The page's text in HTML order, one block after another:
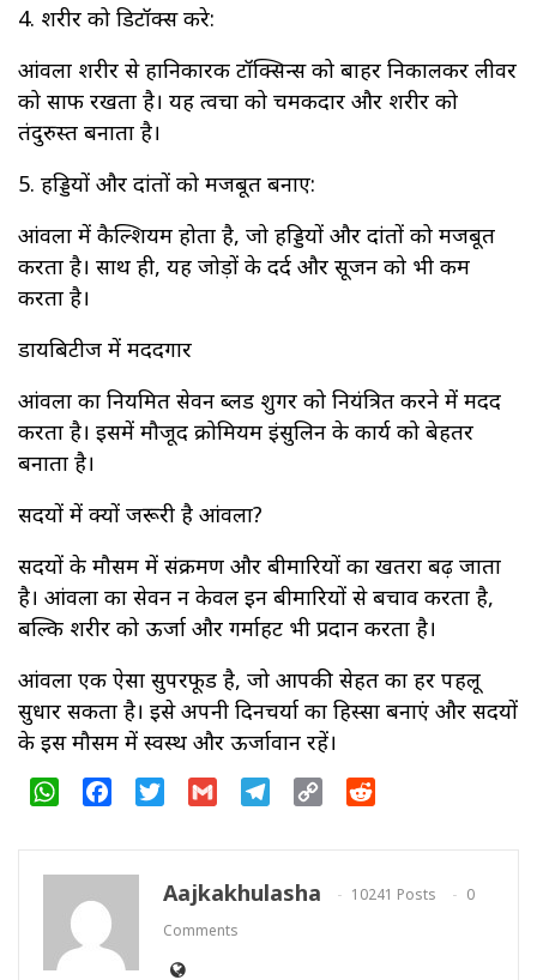
4. शरीर को डिटॉक्स करे:
आंवला शरीर से हानिकारक टॉक्सिन्स को बाहर निकालकर लीवर
को साफ रखता है। यह त्वचा को चमकदार और शरीर को
तंदुरुस्त बनाता है।
5. हड्डियों और दांतों को मजबूत बनाए:
आंवला में कैल्शियम होता है, जो हड्डियों और दांतों को मजबूत
करता है। साथ ही, यह जोड़ों के दर्द और सूजन को भी कम
करता है।
डायबिटीज में मददगार
आंवला का नियमित सेवन ब्लड शुगर को नियंत्रित करने में मदद
करता है। इसमें मौजूद क्रोमियम इंसुलिन के कार्य को बेहतर
बनाता है।
सर्दियों में क्यों जरूरी है आंवला?
सर्दियों के मौसम में संक्रमण और बीमारियों का खतरा बढ़ जाता
है। आंवला का सेवन न केवल इन बीमारियों से बचाव करता है,
बल्कि शरीर को ऊर्जा और गर्माहट भी प्रदान करता है।
आंवला एक ऐसा सुपरफूड है, जो आपकी सेहत का हर पहलू
सुधार सकता है। इसे अपनी दिनचर्या का हिस्सा बनाएं और सर्दियों
के इस मौसम में स्वस्थ और ऊर्जावान रहें।
WhatsAppFacebookTwitter Gmail Telegram
Copy
Aajkakhulasha 10241 Posts
0
Comments